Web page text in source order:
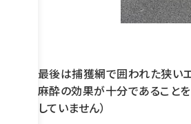
最後は捕獲網で囲われた狭い
麻酔の効果が十分であること
していません）